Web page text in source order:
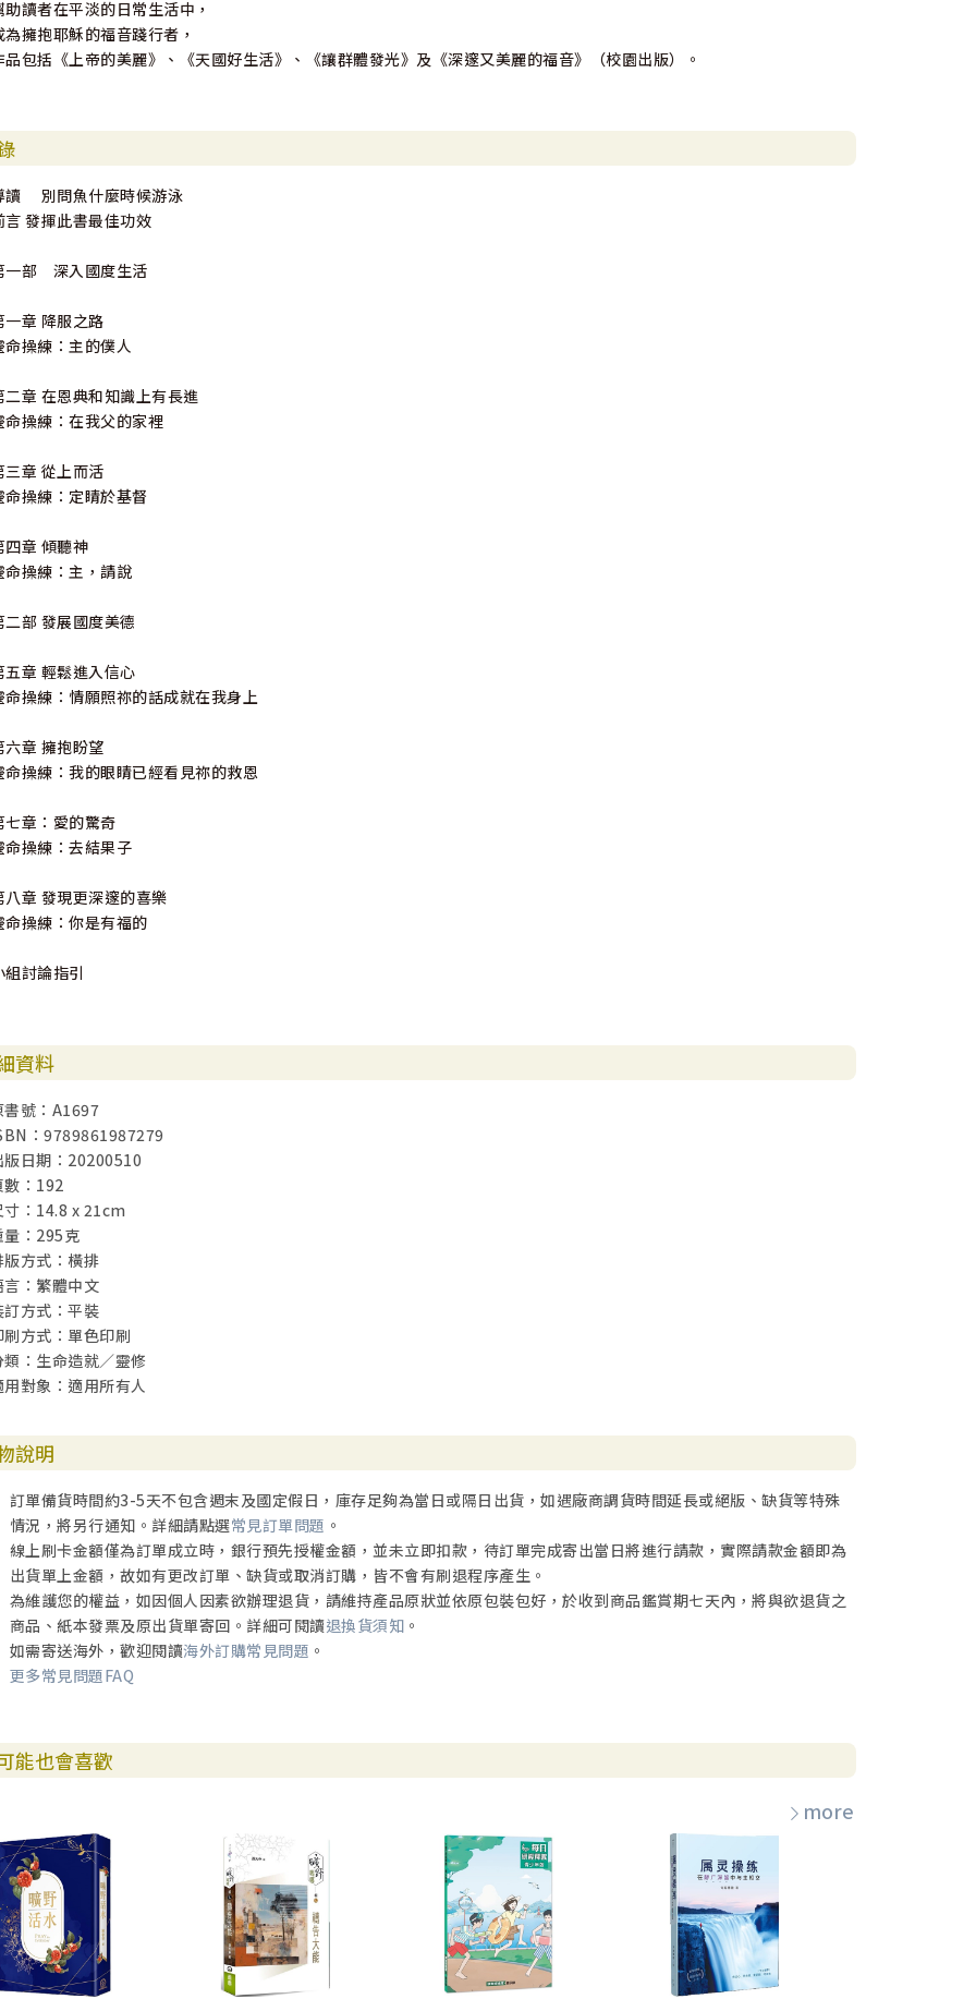
助讀者在平淡的日常生活中，
為擁抱耶穌的福音踐行者，
品包括《上帝的美麗》、《天國好生活》、《讓群體發光》及《深邃又美麗的福音》（校園出版）。
讀 別問魚什麼時候游泳
言 發揮此書最佳功效
一部 深入國度生活
一章 降服之路
命操練：主的僕人
二章 在恩典和知識上有長進
命操練：在我父的家裡
三章 從上而活
命操練：定睛於基督
四章 傾聽神
命操練：主，請說
二部 發展國度美德
五章 輕鬆進入信心
命操練：情願照祢的話成就在我身上
六章 擁抱盼望
命操練：我的眼睛已經看見祢的救恩
七章：愛的驚奇
命操練：去結果子
八章 發現更深邃的喜樂
命操練：你是有福的
組討論指引
資料
書號：A1697
：9789861987279
版日期：20200510
數：192
寸：14.8 x 21cm
量：295克
版方式：橫排
言：繁體中文
訂方式：平裝
刷方式：單色印刷
類：生命造就／靈修
用對象：適用所有人
說明
訂單備貨時間約3-5天不包含週末及國定假日，庫存足夠為當日或隔日出貨，如遇廠商調貨時間延長或絕版、缺貨等特殊
情況，將另行通知。詳細請點選常見訂單問題 。
線上刷卡金額僅為訂單成立時，銀行預先授權金額，並未立即扣款，待訂單完成寄出當日將進行請款，實際請款金額即為
出貨單上金額，故如有更改訂單、缺貨或取消訂購，皆不會有刷退程序產生。
為維護您的權益，如因個人因素欲辦理退貨，請維持產品原狀並依原包裝包好，於收到商品鑑賞期七天內，將與欲退貨之
商品、紙本發票及原出貨單寄回。詳細可閱讀退換貨須知 。
如需寄送海外，歡迎閱讀海外訂購常見問題 。
更多常見問題FAQ
能也會喜歡
more